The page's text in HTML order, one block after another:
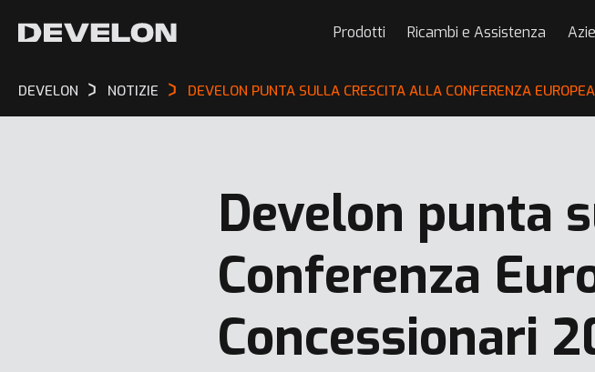
Prodotti Ricambi e Assistenza
DEVELON NOTIZIE DEVELON PUNTA SULLA CRESCITA ALLA CONFERENZA
Develon punta
Conferenza
Concessionari